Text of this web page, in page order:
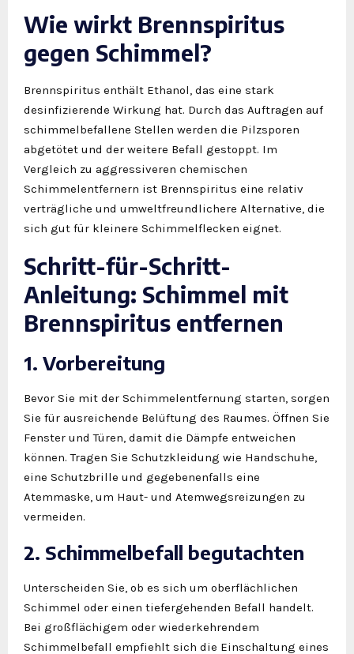
Wie wirkt Brennspiritus
gegen Schimmel?
Brennspiritus enthält Ethanol, das eine stark
desinfizierende Wirkung hat. Durch das Auftragen auf
schimmelbefallene Stellen werden die Pilzsporen
abgetötet und der weitere Befall gestoppt. Im
Vergleich zu aggressiveren chemischen
Schimmelentfernern ist Brennspiritus eine relativ
verträgliche und umweltfreundlichere Alternative, die
sich gut für kleinere Schimmelflecken eignet.
Schritt-für-Schritt-
Anleitung: Schimmel mit
Brennspiritus entfernen
1. Vorbereitung
Bevor Sie mit der Schimmelentfernung starten, sorgen
Sie für ausreichende Belüftung des Raumes. Öffnen Sie
Fenster und Türen, damit die Dämpfe entweichen
können. Tragen Sie Schutzkleidung wie Handschuhe,
eine Schutzbrille und gegebenenfalls eine
Atemmaske, um Haut- und Atemwegsreizungen zu
vermeiden.
2. Schimmelbefall begutachten
Unterscheiden Sie, ob es sich um oberflächlichen
Schimmel oder einen tiefergehenden Befall handelt.
Bei großflächigem oder wiederkehrendem
Schimmelbefall empfiehlt sich die Einschaltung eines